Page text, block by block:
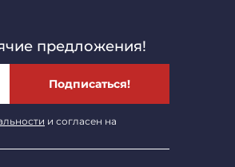
предложения!
Подписаться!
и согласен на